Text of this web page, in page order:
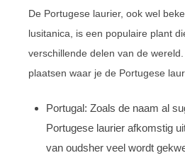
De Portugese laurier, ook wel
lusitanica, is een populaire plant
verschillende delen van de
plaatsen waar je de Portugese
Portugal: Zoals de naam al
Portugese laurier afkomstig
van oudsher veel wordt